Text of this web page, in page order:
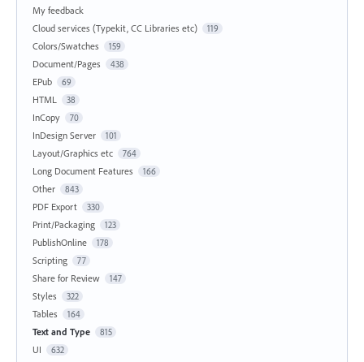
My feedback
Cloud services (Typekit, CC Libraries etc)
119
Colors/Swatches 159
Document/Pages 438
EPub 69
HTML 38
InCopy 70
InDesign Server 101
Layout/Graphics etc 764
Long Document Features 166
Other 843
PDF Export 330
Print/Packaging 123
PublishOnline 178
Scripting 77
Share for Review 147
Styles 322
Tables 164
Text and Type 815
UI 632